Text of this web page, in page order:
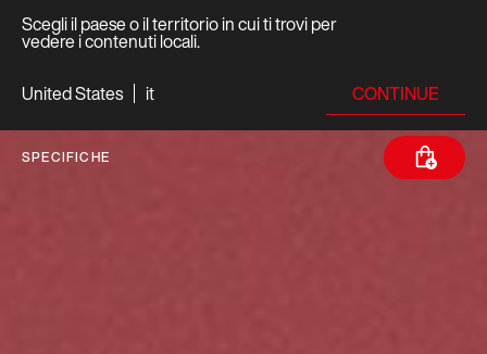
Scegli il paese o il territorio in cui ti trovi per
vedere i contenuti locali.
United States
it CONTINUE
SPECIFICHE